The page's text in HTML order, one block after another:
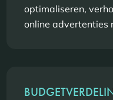
optimaliseren,
online advertenties